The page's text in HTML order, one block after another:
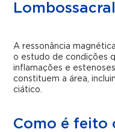
A ressonância
o estudo de condições
inflamações e
constituem a área,
ciático.
Como é feito